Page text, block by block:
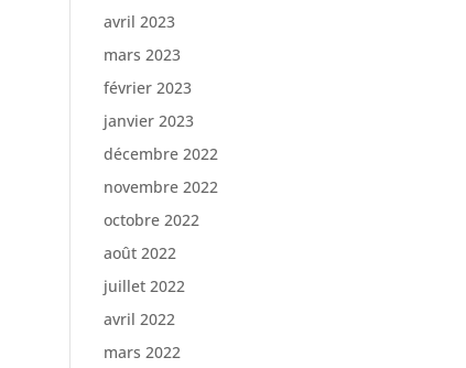
avril 2023
mars 2023
février 2023
janvier 2023
décembre 2022
novembre 2022
octobre 2022
août 2022
juillet 2022
avril 2022
mars 2022